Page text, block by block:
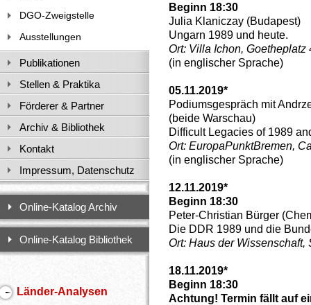
Beginn 18:30
Julia Klaniczay (Budapest)
Ungarn 1989 und heute.
Ort: Villa Ichon, Goetheplatz
(in englischer Sprache)
05.11.2019*
Podiumsgespräch mit
(beide Warschau)
Difficult Legacies of 1989
Ort: EuropaPunktBremen,
(in englischer Sprache)
12.11.2019*
Beginn 18:30
Peter-Christian Bürger
Die DDR 1989 und die
Ort: Haus der
18.11.2019*
Beginn 18:30
Achtung! Termin fällt auf
DGO-Zweigstelle
Ausstellungen
Publikationen
Stellen & Praktika
Förderer & Partner
Archiv & Bibliothek
Kontakt
Impressum, Datenschutz
Online-Katalog Archiv
Online-Katalog Bibliothek
Länder-Analysen